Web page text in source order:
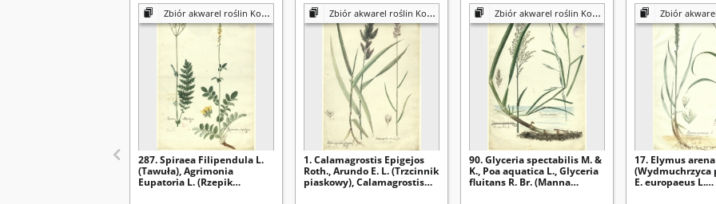
Zbiór akwarel roślin Konstantego Prószyńskiego
287. Spiraea Filipendula L.
(Tawuła), Agrimonia
Eupatoria L. (Rzepik
Zbiór akwarel roślin Konstantego Prószyńskiego
1. Calamagrostis Epigejos
Roth., Arundo E. L. (Trzcinnik
piaskowy), Calamagrostis
Zbiór akwarel roślin Konstantego Prószyńskiego
90. Glyceria spectabilis M. &
K., Poa aquatica L., Glyceria
fluitans R. Br. (Manna
Zbiór akwarel roślin
17. Elymus
(Wydmuchrzyca
E. europaeus L.